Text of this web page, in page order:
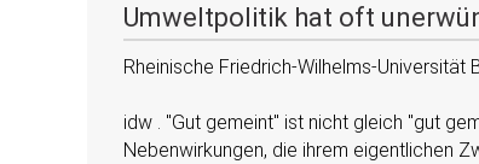
Umweltpolitik hat oft
Rheinische Friedrich-Wilhelms-Universität
idw . Gut gemeint ist nicht gleich gut
Nebenwirkungen, die ihrem eigentlichen